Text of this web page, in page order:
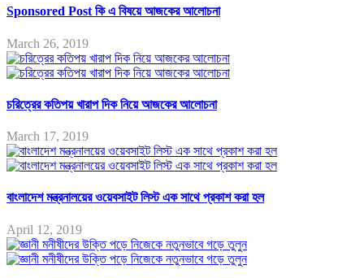
Sponsored Post কি এ বিষয়ে আজকের আলোচনা
March 26, 2019
চরিত্রের কতিপয় খারাপ দিক নিয়ে আজকের আলোচনা
March 17, 2019
বাংলাদেশ মন্ত্রনালয়ের ওয়েবসাইট লিস্ট এক সাথে প্রকাশ করা হল
April 12, 2019